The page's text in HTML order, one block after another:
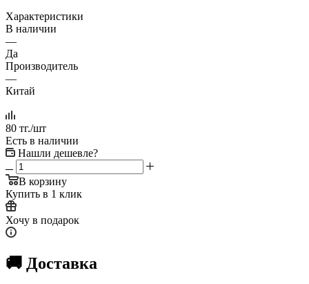
Характеристики
В наличии
—
Да
Производитель
—
Китай
80 тг./шт
Есть в наличии
Нашли дешевле?
В корзину
Купить в 1 клик
Хочу в подарок
🚚 Доставка